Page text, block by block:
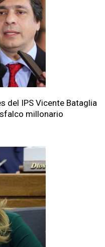
del IPS Vicente Bataglia
millonario